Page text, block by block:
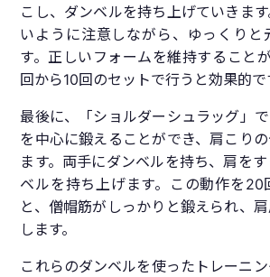
こし、ダンベルを持ち上げていきま
いように注意しながら、ゆっくりと
す。正しいフォームを維持すること
回から10回のセットで行うと効果的で
最後に、「ショルダーシュラッグ」
を中心に鍛えることができ、肩こり
ます。両手にダンベルを持ち、肩を
ベルを持ち上げます。この動作を20
と、僧帽筋がしっかりと鍛えられ、
します。
これらのダンベルを使ったトレーニ